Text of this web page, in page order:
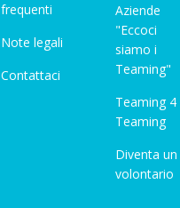
frequenti
Note legali
Contattaci
Aziende
"Eccoci
siamo i
Teaming"
Teaming 4
Teaming
Diventa un
volontario